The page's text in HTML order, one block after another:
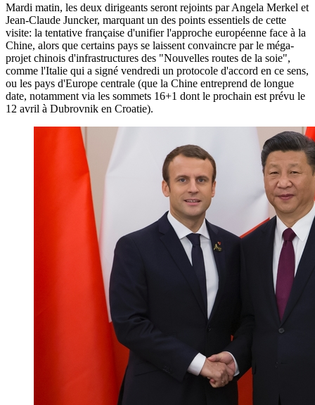
Mardi matin, les deux dirigeants seront rejoints par Angela Merkel et
Jean-Claude Juncker, marquant un des points essentiels de cette
visite: la tentative française d'unifier l'approche européenne face à la
Chine, alors que certains pays se laissent convaincre par le méga-
projet chinois d'infrastructures des "Nouvelles routes de la soie",
comme l'Italie qui a signé vendredi un protocole d'accord en ce sens,
ou les pays d'Europe centrale (que la Chine entreprend de longue
date, notamment via les sommets 16+1 dont le prochain est prévu le
12 avril à Dubrovnik en Croatie).